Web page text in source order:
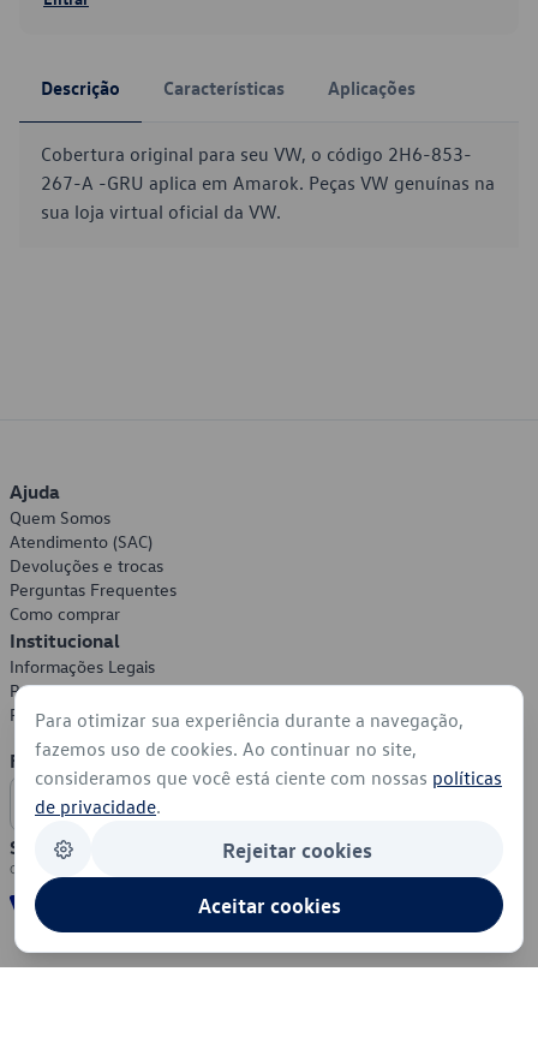
Descrição Características Aplicações
Cobertura original para seu VW, o código 2H6-853-
267-A -GRU aplica em Amarok. Peças VW genuínas na
sua loja virtual oficial da VW.
Ajuda
Quem Somos
Atendimento (SAC)
Devoluções e trocas
Perguntas Frequentes
Como comprar
Institucional
Informações Legais
Política de Privacidade
Política de Cookies
Formas de Pagamento
Segurança
Para otimizar sua experiência durante a navegação,
fazemos uso de cookies. Ao continuar no site,
consideramos que você está ciente com nossas políticas
de privacidade.
Rejeitar cookies
Aceitar cookies